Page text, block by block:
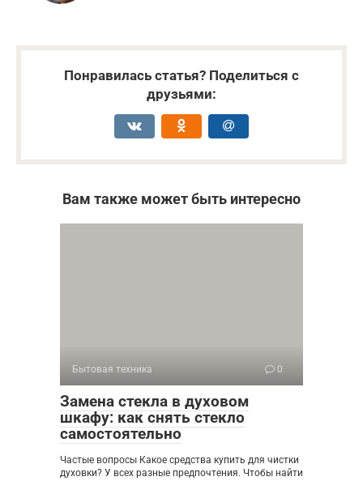
Понравилась статья? Поделиться с
друзьями:
Вам также может быть интересно
Бытовая техника 0
Замена стекла в духовом
шкафу: как снять стекло
самостоятельно
Частые вопросы Какое средства купить для чистки
духовки? У всех разные предпочтения. Чтобы найти